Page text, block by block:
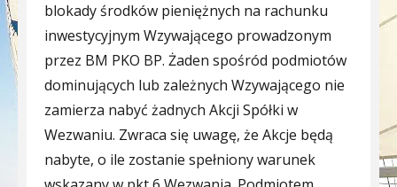
blokady środków pieniężnych na rachunku
inwestycyjnym Wzywającego prowadzonym
przez BM PKO BP. Żaden spośród podmiotów
dominujących lub zależnych Wzywającego nie
zamierza nabyć żadnych Akcji Spółki w
Wezwaniu. Zwraca się uwagę, że Akcje będą
nabyte, o ile zostanie spełniony warunek